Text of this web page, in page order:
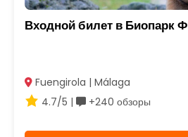
Входной билет в Биопарк
Fuengirola | Málaga
4.7/5 |
+240 обзоры